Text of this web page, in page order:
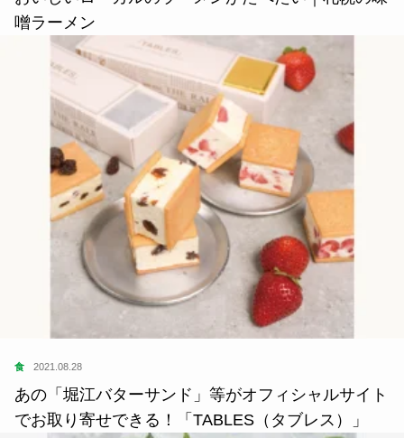
噌ラーメン
食 2021.08.28
あの「堀江バターサンド」等がオフィシャルサイト
でお取り寄せできる！「TABLES（タブレス）」